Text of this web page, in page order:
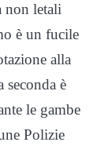
non letali
è un fucile
alla
seconda è
le gambe
Polizie